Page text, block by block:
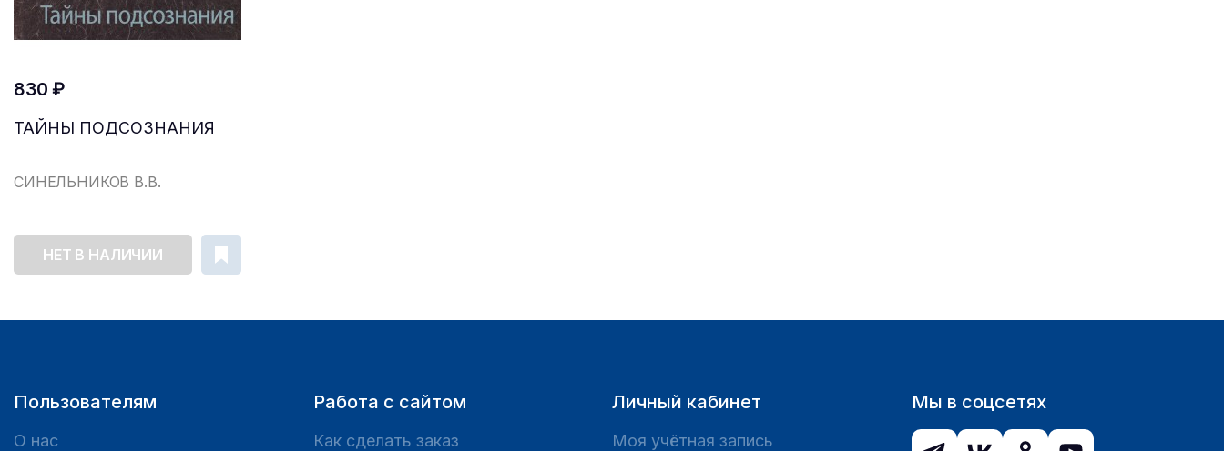
830 ₽
ТАЙНЫ ПОДСОЗНАНИЯ
СИНЕЛЬНИКОВ В.В.
НЕТ В НАЛИЧИИ
Пользователям
О нас
Работа с сайтом
Как сделать заказ
Личный кабинет
Моя учётная запись
Мы в соцсетях